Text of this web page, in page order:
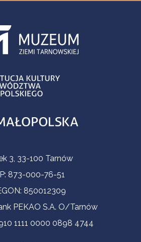
3, 33-100 Tarnów
873-000-76-51
850012309
PEKAO S.A. O/Tarnów
1111 0000 0898 4744